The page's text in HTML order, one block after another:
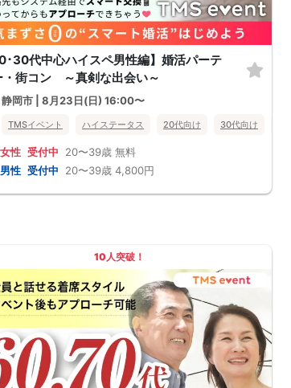
女性無料 静岡市
･30代中心ハイスペ男性編】婚活パーテ
・街コン ～真剣な出会い～
静岡市 | 8月23日(日) 16:00〜
TMSイベント ハイステータス 20代向け 30代向け
女性 受付中 20〜39歳 無料
男性 受付中 20〜39歳 4,800円
10人突破！